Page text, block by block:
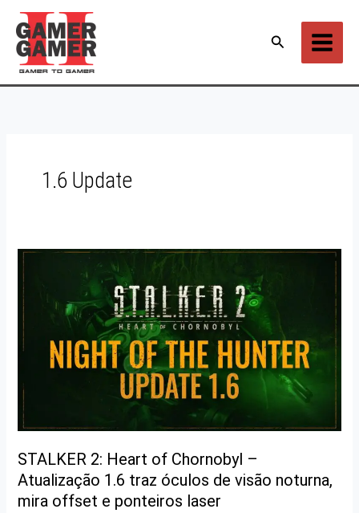
para
conteúdo
Pesquisar
1.6 Update
STALKER 2: Heart of Chornobyl –
Atualização 1.6 traz óculos de visão noturna,
mira offset e ponteiros laser